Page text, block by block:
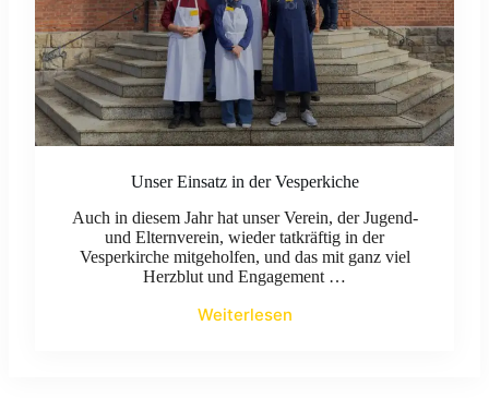
Unser Einsatz in der Vesperkiche
Auch in diesem Jahr hat unser Verein, der Jugend-
und Elternverein, wieder tatkräftig in der
Vesperkirche mitgeholfen, und das mit ganz viel
Herzblut und Engagement …
Weiterlesen